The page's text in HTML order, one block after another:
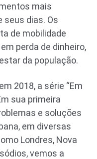
mais
seus dias. Os
de mobilidade
perda de dinheiro,
da população.
2018, a série “Em
sua primeira
e soluções
em diversas
Londres, Nova
vemos a